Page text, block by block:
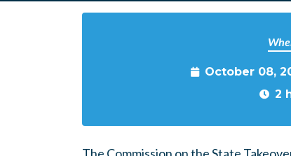
October 08,
2